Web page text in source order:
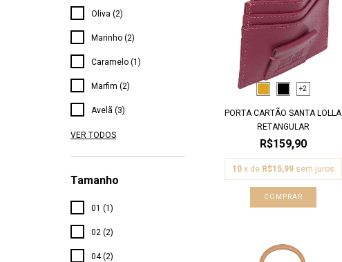
Oliva (2)
Marinho (2)
Caramelo (1)
Marfim (2)
Avelã (3)
VER TODOS
Tamanho
01 (1)
02 (2)
04 (2)
+2
PORTA CARTÃO SANTA LOLLA
RETANGULAR
R$159,90
10 x de R$15,99 sem juros
COMPRAR